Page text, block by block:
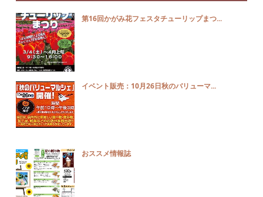
第16回かがみ花フェスタチューリップまつ...
イベント販売：10月26日秋のバリューマ...
おススメ情報誌